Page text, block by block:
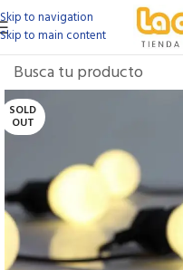
Skip to navigation
Skip to main content
SOLD
OUT